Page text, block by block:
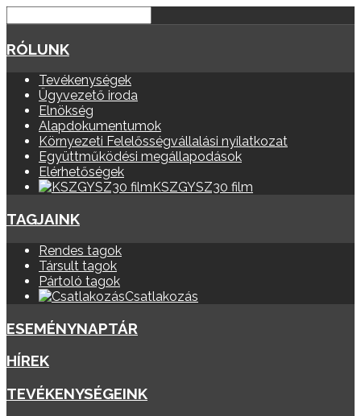
RÓLUNK
Tevékenységek
Ügyvezető iroda
Elnökség
Alapdokumentumok
Környezeti Felelősségvállalási nyilatkozat
Együttműködési megállapodások
Elérhetőségek
KSZGYSZ30 film
TAGJAINK
Rendes tagok
Társult tagok
Pártoló tagok
Csatlakozás
ESEMÉNYNAPTÁR
HÍREK
TEVÉKENYSÉGEINK